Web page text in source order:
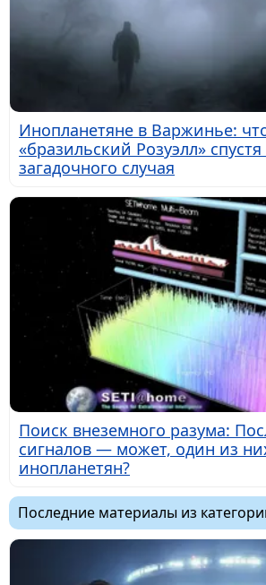
Инопланетяне в Варжинье:
«бразильский Розуэлл»
загадочного случая
Поиск внеземного разума:
сигналов — может, один из
инопланетян?
Последние материалы из